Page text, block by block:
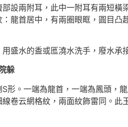
兩附耳，此中一附耳有兩短橫
龍首居中，有兩圈眼眶，圓目
水的盉或匜澆水洗手，廢水承
躲
。一端為龍首，一端為鳳頭，
卷云網格紋，兩面紋飾雷同。此